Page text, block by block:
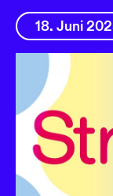
18. Juni